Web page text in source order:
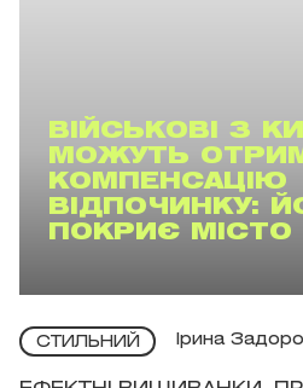
ВІЙСЬКОВІ З
МОЖУТЬ
КОМПЕНСАЦІЮ
ВІДПОЧИНКУ:
ПОКРИЄ МІСТО
СТИЛЬНИЙ Ірина